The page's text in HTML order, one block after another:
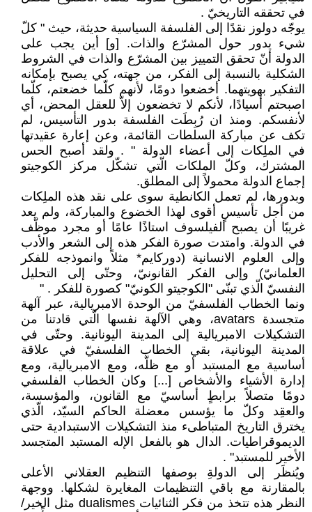
في تحققه ‏التاريخيّ ‏.‏
يوجّه دولوز نقدًا إلى الفلسفة السياسية حديثة، ‏حيث " كلّ
شيء يدور حول المشرّع والذات. [و] ‏أين يجب على
الدولة أنّ تحقق التمييز بين المشرّع ‏والذات في الشروط
الشكلية بالنسبة إلى الفكر، ‏من جهته، كي يصبح بإمكانه
التفكير بهويتهما. ‏أخضعوا دومًا، لأنهم كلّما خضعتم، كلّما
اصبحتم ‏أسيادًا، لأنكم لا تخضعون إلاّ للعقل المحض، أي
‏لأنفسكم. ومنذ ان رُبِطَت الفلسفة بدور ‏التأسيس، لم
تكف عن مباركة السلطات القائمة، ‏وعن إعارة عقيدتها
في الملِكات إلى أعضاء الدولة ‏‏"‏ ‏. ولقد أصبح الحس
المشترك، وكلّ الملكات الّتي ‏تشكّل مركز الكوجيتو
إجماع الدولة محمولاً إلى ‏المطلق. ‏
وبدورها، لم تعمل الكانطية سوى على نقد هذه ‏الملِكات
من أجل تأسيسٍ أقوى لهذا الخضوع ‏والمباركة، ولم يعد
غريبًا أن يصبح الفيلسوف استاذًا ‏عامًا أو مجرد موظّف
في الدولة. وامتدت صورة ‏الفكر هذه إلى الشعر والأدب
وإلى العلوم ‏الانسانية (دوركايم‎*‎‏ مثلاً وانموذجه للفكر
العلمانيّ) ‏وإلى الفكر القانونيّ، وحتّى إلى التحليل
النفسيّ ‏الّذي تبنّى "الكوجيتو الكونيّ" كصورة للفكر ‏. " ‏
ونما الخطاب الفلسفيّ من الوحدة الامبريالية، عبر ‏آلهة
متجسدة ‏avatars، وهي الآلهة نفسها الّتي ‏قادتنا من
التشكيلات الامبريالية إلى المدينة ‏اليونانية. وحتّى في
المدينة اليونانية، بقي الخطاب ‏الفلسفيّ في علاقة
أساسية مع المستبد أو مع ظلّه، ‏ومع الامبريالية، ومع
إدارة الأشياء والأشخاص ‏‏[...] وكان الخطاب الفلسفي
دومًا متصلاً برابطٍ ‏أساسيّ مع القانون، والمؤسسة،
والعقِد وكلّ ما ‏يؤسس معضلة الحاكم السيّد، الّذي
يخترق التاريخ ‏المتباطىء منذ التشكيلات الاستبدادية حتى
‏الديموقراطيات. الدال هو بالفعل الإله المستبد ‏المتجسد
الأخير للمستبد"‏ ‏.‏
ويُنظَر إلى الدولةِ بوصفها التنظيم العقلاني الأعلى
‏بالمقارنة مع باقي التنظيمات المغايرة لشكلها. ‏ووجهة
النظر هذه تتخذ من فكر الثنائيات ‏dualismes‏ مثل الخير/